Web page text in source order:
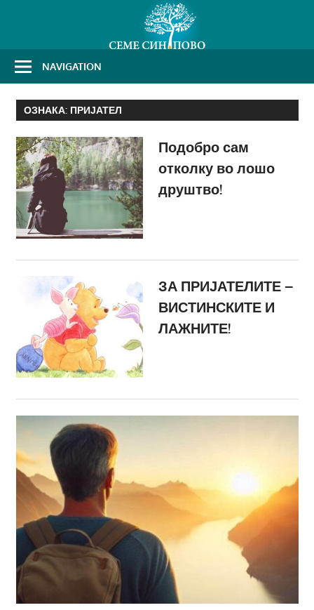
NAVIGATION
ОЗНАКА: ПРИЈАТЕЛ
Подобро сам
отколку во лошо
друштво!
ЗА ПРИЈАТЕЛИТЕ –
ВИСТИНСКИТЕ И
ЛАЖНИТЕ!